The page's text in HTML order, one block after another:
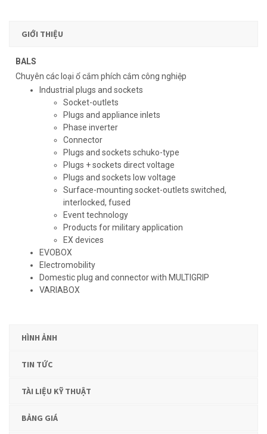
GIỚI THIỆU
BALS
Chuyên các loại ổ cắm phích cắm công nghiệp
Industrial plugs and sockets
Socket-outlets
Plugs and appliance inlets
Phase inverter
Connector
Plugs and sockets schuko-type
Plugs + sockets direct voltage
Plugs and sockets low voltage
Surface-mounting socket-outlets switched,
interlocked, fused
Event technology
Products for military application
EX devices
EVOBOX
Electromobility
Domestic plug and connector with MULTIGRIP
VARIABOX
HÌNH ẢNH
TIN TỨC
TÀI LIỆU KỸ THUẬT
BẢNG GIÁ